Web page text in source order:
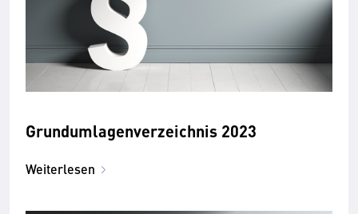
Grundumlagenverzeichnis 2023
Weiterlesen